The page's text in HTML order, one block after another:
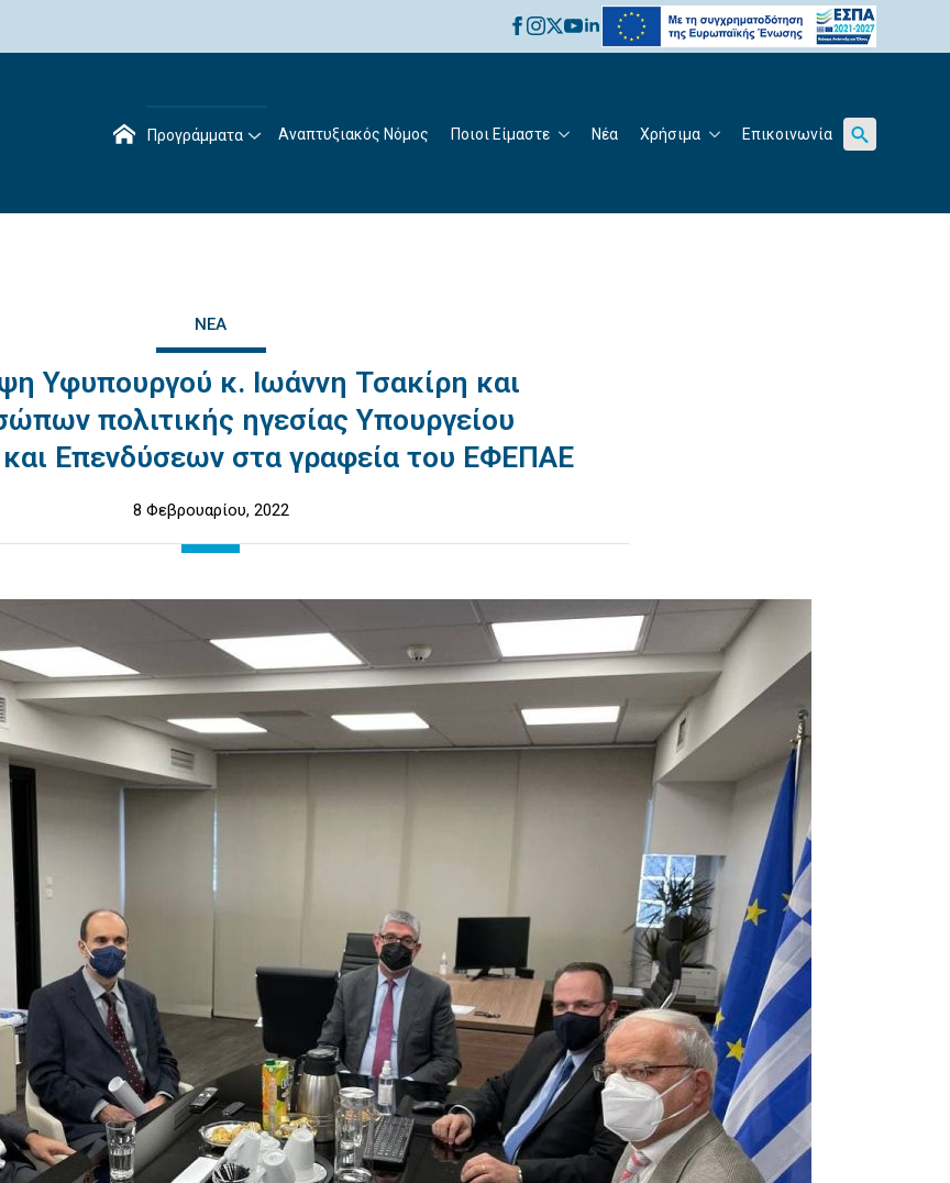
Προγράμματα Αναπτυξιακός Νόμος Ποιοι Είμαστε Νέα Χρήσιμα Επικοινωνία
for:
ΝΈΑ
Υφυπουργού κ. Ιωάννη Τσακίρη και
πολιτικής ηγεσίας Υπουργείου
Επενδύσεων στα γραφεία του ΕΦΕΠΑΕ
8 Φεβρουαρίου, 2022